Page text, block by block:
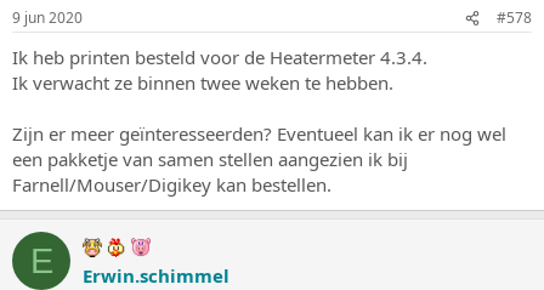
9 jun 2020 #578
Ik heb printen besteld voor de Heatermeter 4.3.4.
Ik verwacht ze binnen twee weken te hebben.
Zijn er meer geïnteresseerden? Eventueel kan ik er nog wel
een pakketje van samen stellen aangezien ik bij
Farnell/Mouser/Digikey kan bestellen.
E Erwin.schimmel